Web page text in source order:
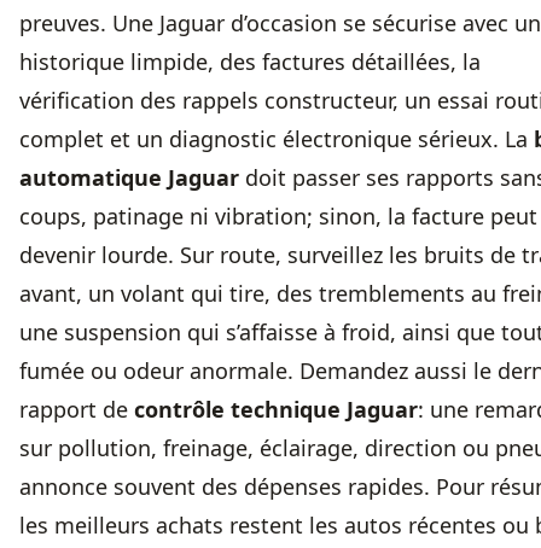
preuves. Une Jaguar d’occasion se sécurise avec un
historique limpide, des factures détaillées, la
vérification des rappels constructeur, un essai
complet et un diagnostic électronique sérieux. La
automatique Jaguar doit passer ses rapports
coups, patinage ni vibration; sinon, la facture peut
devenir lourde. Sur route, surveillez les bruits de
avant, un volant qui tire, des tremblements au
une suspension qui s’affaisse à froid, ainsi que
fumée ou odeur anormale. Demandez aussi le
rapport de contrôle technique Jaguar: une
sur pollution, freinage, éclairage, direction ou
annonce souvent des dépenses rapides. Pour
les meilleurs achats restent les autos récentes ou